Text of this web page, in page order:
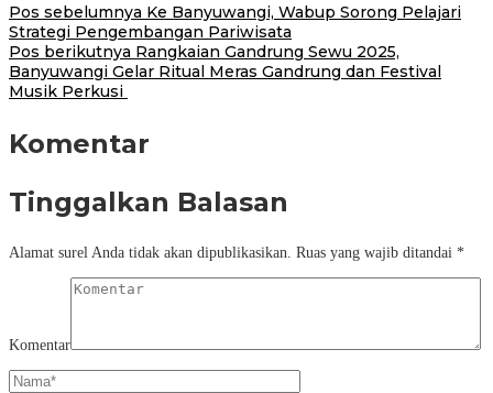
Pos sebelumnya Ke Banyuwangi, Wabup Sorong Pelajari
Strategi Pengembangan Pariwisata
Pos berikutnya Rangkaian Gandrung Sewu 2025,
Banyuwangi Gelar Ritual Meras Gandrung dan Festival
Musik Perkusi
Komentar
Tinggalkan Balasan
Alamat surel Anda tidak akan dipublikasikan. Ruas yang wajib ditandai *
Komentar